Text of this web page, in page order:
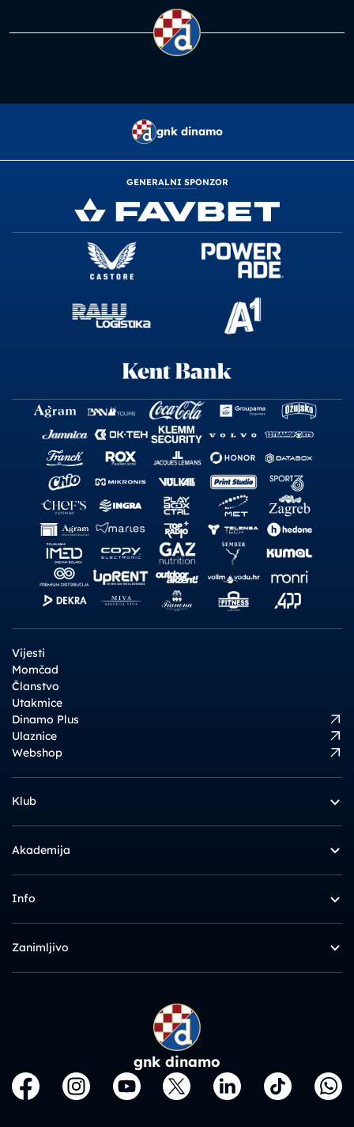
gnk dinamo
GENERALNI SPONZOR
Vijesti
Momčad
Članstvo
Utakmice
Dinamo Plus
Ulaznice
Webshop
Klub
Akademija
Info
Zanimljivo
gnk dinamo